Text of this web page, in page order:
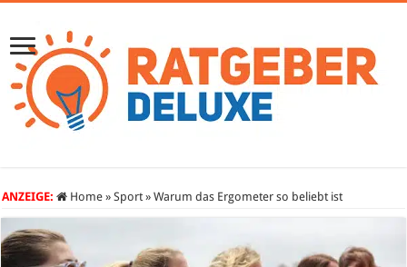
ANZEIGE: Home » Sport » Warum das Ergometer so beliebt ist